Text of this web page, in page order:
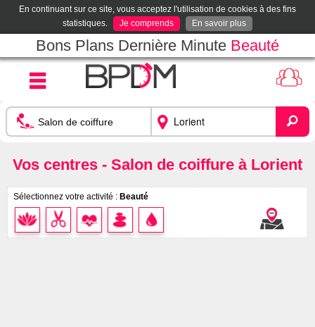
En continuant sur ce site, vous acceptez l'utilisation de cookies à des fins
statistiques.
Je comprends En savoir plus
Bons Plans Dernière Minute Beauté
Vos centres - Salon de coiffure à Lorient
Sélectionnez votre activité : Beauté